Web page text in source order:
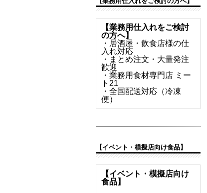
【業務用仕入れをご検討
の方へ】
・居酒屋・飲食店様の仕
入れ対応
・まとめ注文・大量発注
歓迎
・業務用食材専門店 ミー
ト21
・全国配送対応（冷凍
便）
【イベント・模擬店向け食品】
【イベント・模擬店向け
食品】